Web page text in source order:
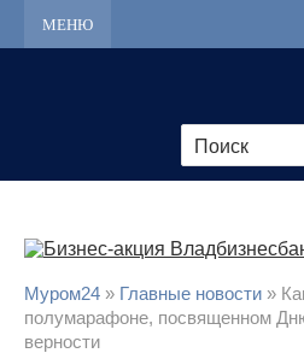
МЕНЮ
Муром24 » Главные новости »
полумарафоне, посвященном
верности